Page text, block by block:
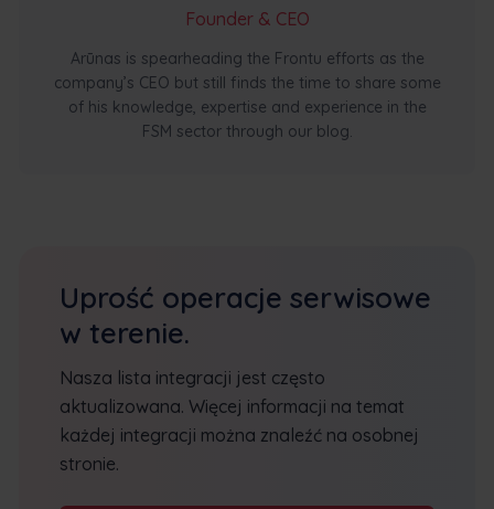
Founder & CEO
Arūnas is spearheading the Frontu efforts as the
company’s CEO but still finds the time to share some
of his knowledge, expertise and experience in the
FSM sector through our blog.
Uprość operacje serwisowe
w terenie.
Nasza lista integracji jest często
aktualizowana. Więcej informacji na temat
każdej integracji można znaleźć na osobnej
stronie.